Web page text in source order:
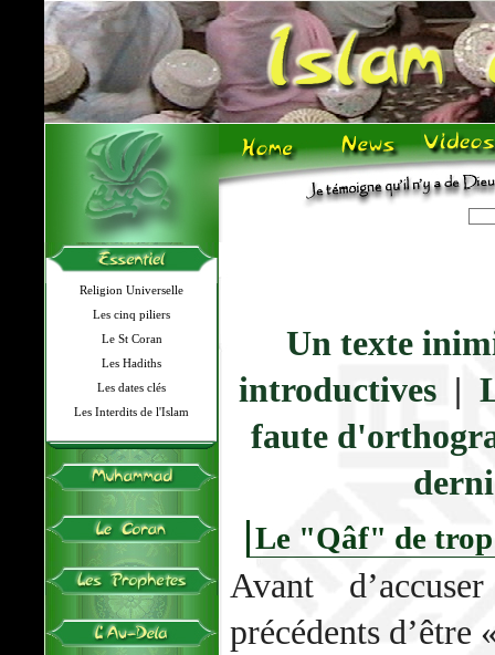
Religion Universelle
Les cinq piliers
Le St Coran
Les Hadiths
Les dates clés
Les Interdits de l'Islam
Un texte
introductives|
faute
Le "Qâf" de
Avant
précédents d’être